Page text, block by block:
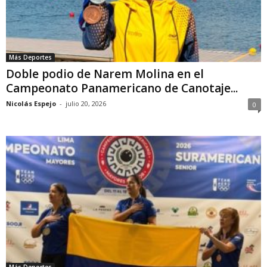
Más Deportes
Doble podio de Narem Molina en el
Campeonato Panamericano de Canotaje...
Nicolás Espejo - julio 20, 2026 0